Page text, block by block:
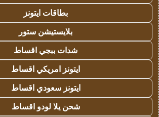
بطاقات ايتونز
بلايستيشن ستور
شدات ببجي اقساط
ايتونز امريكي اقساط
ايتونز سعودي اقساط
شحن يلا لودو اقساط